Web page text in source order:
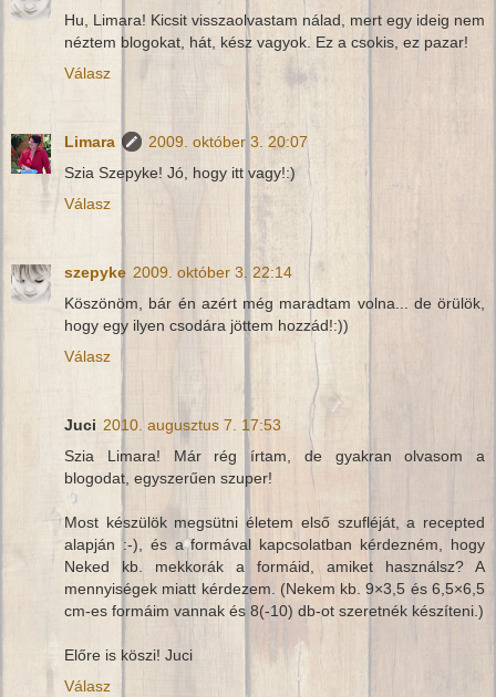
Hu, Limara! Kicsit visszaolvastam nálad, mert egy ideig nem
néztem blogokat, hát, kész vagyok. Ez a csokis, ez pazar!
Válasz
Limara
2009. október 3. 20:07
Szia Szepyke! Jó, hogy itt vagy!:)
Válasz
szepyke 2009. október 3. 22:14
Köszönöm, bár én azért még maradtam volna... de örülök,
hogy egy ilyen csodára jöttem hozzád!:))
Válasz
Juci 2010. augusztus 7. 17:53
Szia Limara! Már rég írtam, de gyakran olvasom a
blogodat, egyszerűen szuper!
Most készülök megsütni életem első szufléját, a recepted
alapján :-), és a formával kapcsolatban kérdezném, hogy
Neked kb. mekkorák a formáid, amiket használsz? A
mennyiségek miatt kérdezem. (Nekem kb. 9×3,5 és 6,5×6,5
cm-es formáim vannak és 8(-10) db-ot szeretnék készíteni.)
Előre is köszi! Juci
Válasz